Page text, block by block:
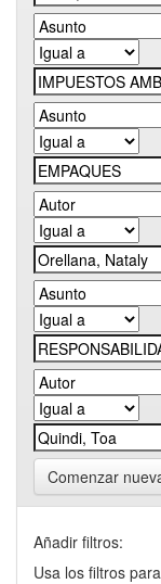
Comenzar
Añadir filtros:
Usa los filtros